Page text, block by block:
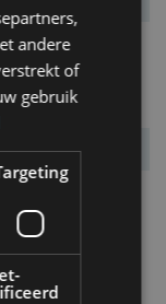
andere
of
gebruik